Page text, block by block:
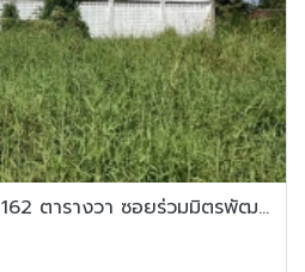
ขายที่ดิน 2 แปลง เนื้อที่ 162 ตารางวา ซอยร่วมมิตรพัฒนา 6 สุขาภิบา